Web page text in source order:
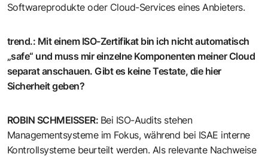
Softwareprodukte oder Cloud-Services eines Anbieters.
trend.: Mit einem ISO-Zertifikat bin ich nicht automatisch
„safe“ und muss mir einzelne Komponenten meiner Cloud
separat anschauen. Gibt es keine Testate, die hier
Sicherheit geben?
ROBIN SCHMEISSER: Bei ISO-Audits stehen
Managementsysteme im Fokus, während bei ISAE interne
Kontrollsysteme beurteilt werden. Als relevante Nachweise